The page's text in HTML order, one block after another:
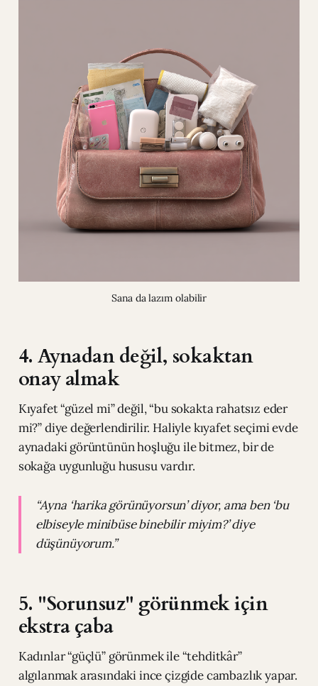
Sana da lazım olabilir
4. Aynadan değil, sokaktan
onay almak
Kıyafet “güzel mi” değil, “bu sokakta rahatsız eder
mi?” diye değerlendirilir. Haliyle kıyafet seçimi evde
aynadaki görüntünün hoşluğu ile bitmez, bir de
sokağa uygunluğu hususu vardır.
“Ayna ‘harika görünüyorsun’ diyor, ama ben ‘bu
elbiseyle minibüse binebilir miyim?’ diye
düşünüyorum.”
5. "Sorunsuz" görünmek için
ekstra çaba
Kadınlar “güçlü” görünmek ile “tehditkâr”
algılanmak arasındaki ince çizgide cambazlık yapar.